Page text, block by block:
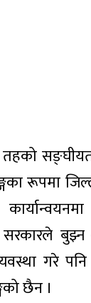
रूपमा
बुझ्न
गरे
छैन ।